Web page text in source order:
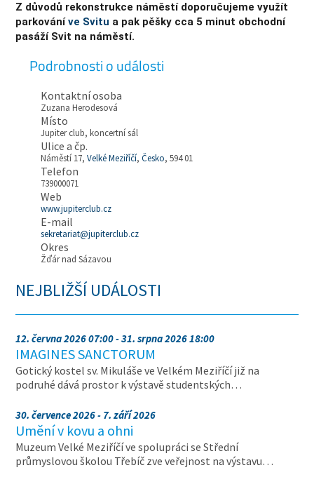
Z důvodů rekonstrukce náměstí doporučujeme využít
parkováníve Svitu a pak pěšky cca 5 minut obchodní
pasáží Svit na náměstí.
Podrobnosti o události
Kontaktní osoba
Zuzana Herodesová
Místo
Jupiter club, koncertní sál
Ulice a čp.
Náměstí 17,Velké Meziříčí,Česko, 594 01
Telefon
739000071
Web
www.jupiterclub.cz
E-mail
sekretariat@jupiterclub.cz
Okres
Žďár nad Sázavou
NEJBLIŽŠÍ UDÁLOSTI
12. června 2026 07:00 - 31. srpna 2026 18:00
IMAGINES SANCTORUM
Gotický kostel sv. Mikuláše ve Velkém Meziříčí již na
podruhé dává prostor k výstavě studentských…
30. července 2026 - 7. září 2026
Umění v kovu a ohni
Muzeum Velké Meziříčí ve spolupráci se Střední
průmyslovou školou Třebíč zve veřejnost na výstavu…